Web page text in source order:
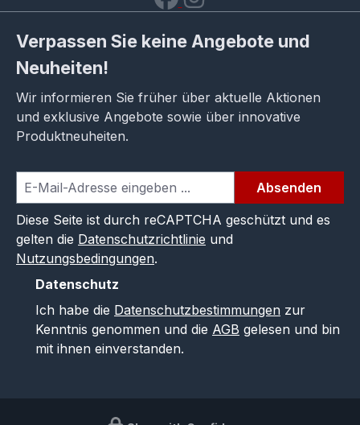
Verpassen Sie keine Angebote und
Neuheiten!
Wir informieren Sie früher über aktuelle Aktionen
und exklusive Angebote sowie über innovative
Produktneuheiten.
Absenden
Diese Seite ist durch reCAPTCHA geschützt und es
gelten die Datenschutzrichtlinie und
Nutzungsbedingungen.
Datenschutz
Ich habe die Datenschutzbestimmungen zur
Kenntnis genommen und die AGB gelesen und bin
mit ihnen einverstanden.